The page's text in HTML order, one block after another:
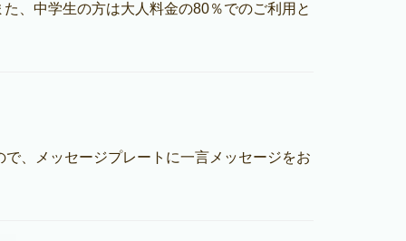
、中学生の方は大人料金の80％でのご利用と
、メッセージプレートに一言メッセージをお